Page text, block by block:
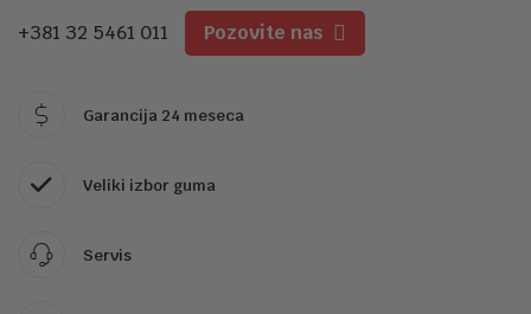
+381 32 5461 011 Pozovite nas
Garancija 24 meseca
Veliki izbor guma
Servis